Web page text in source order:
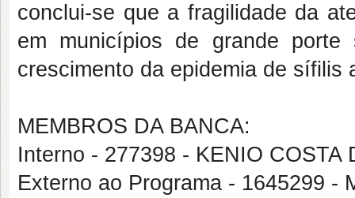
conclui-se que a fragilidade da
em municípios de grande
crescimento da epidemia de
MEMBROS DA BANCA:
Interno - 277398 - KENIO COSTA
Externo ao Programa - 1645299 -